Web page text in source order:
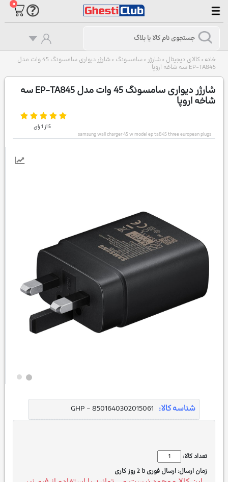
۰
خانه > کالای دیجیتال > شارژر > سامسونگ >
شارژر دیواری سامسونگ 45 وات مدل
EP-TA845 سه شاخه اروپا
شارژر دیواری سامسونگ 45 وات مدل EP-TA845 سه
شاخه اروپا
5از 1رای
samsung wall charger 45 w model ep ta845 three european plugs
شناسه کالا: GHP - 8501640302015061
تعداد کالا:
زمان ارسال: ارسال فوری تا 2 روز کاری